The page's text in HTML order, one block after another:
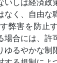
なく、自由な
弊害を防止
場合には、許
ゆるやかな制